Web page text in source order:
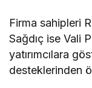
Firma sahipleri
Sağdıç ise Vali
yatırımcılara
desteklerinden